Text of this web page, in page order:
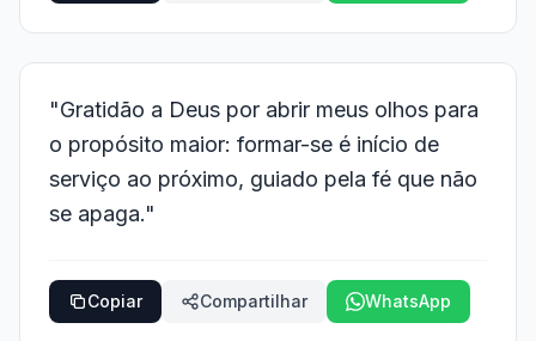
"Gratidão a Deus por abrir meus olhos para
o propósito maior: formar-se é início de
serviço ao próximo, guiado pela fé que não
se apaga."
Copiar Compartilhar WhatsApp